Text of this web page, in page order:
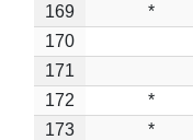
169
*
170
171
172
*
173
*